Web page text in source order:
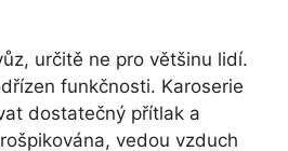
určitě ne pro většinu lidí.
funkčnosti. Karoserie
dostatečný přítlak a
vedou vzduch